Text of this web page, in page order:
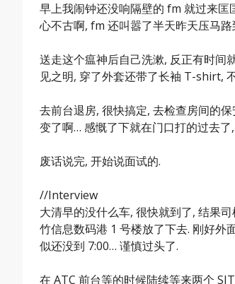
早上我闹钟还没响隔壁的 fm 就过来
心不古啊, fm 还叫嚣了半天昨天压马
送走这个瘟神后自己洗漱, 反正有时间
见之明, 穿了外套还带了长袖 T-shirt,
去前台退房, 很快搞定, 去检查房间的
变了啊… 感慨了下就在门口打的过去了
废话说完, 开始说面试的.
//Interview
大清早的没什么车, 很快就到了, 结果
竹信息数码港 1 号楼放了下去. 刚好外
似还没到 7:00… 谨慎过头了.
在 ATC 前台等的时候陆续等来两个